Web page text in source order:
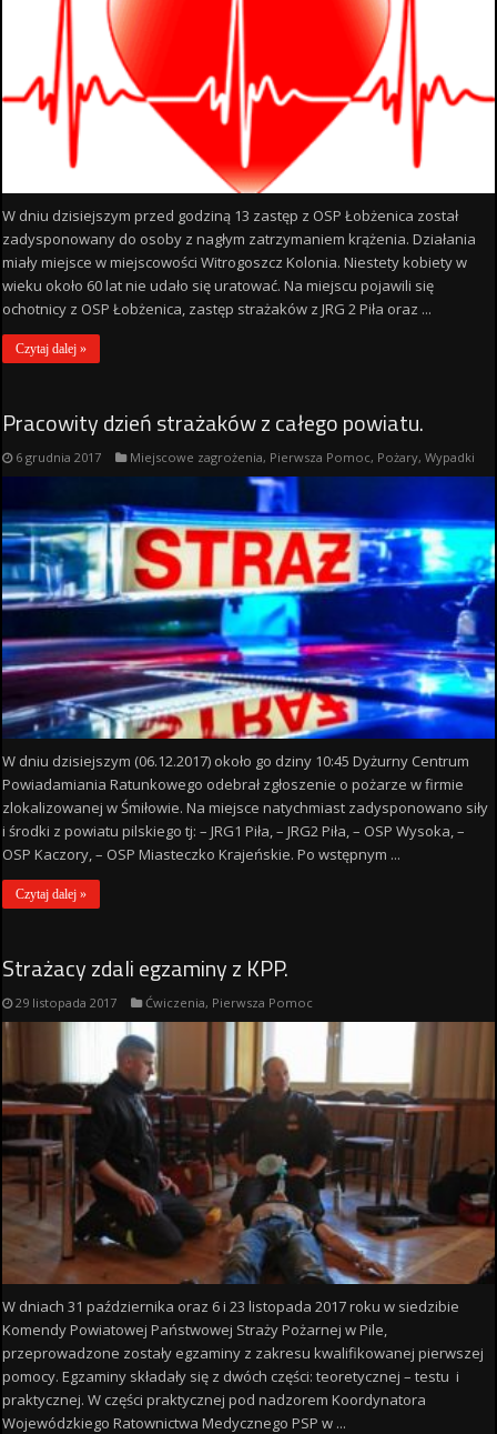
W dniu dzisiejszym przed godziną 13 zastęp z OSP Łobżenica został
zadysponowany do osoby z nagłym zatrzymaniem krążenia. Działania
miały miejsce w miejscowości Witrogoszcz Kolonia. Niestety kobiety w
wieku około 60 lat nie udało się uratować. Na miejscu pojawili się
ochotnicy z OSP Łobżenica, zastęp strażaków z JRG 2 Piła oraz ...
Czytaj dalej »
Pracowity dzień strażaków z całego powiatu.
6 grudnia 2017 Miejscowe zagrożenia, Pierwsza Pomoc, Pożary,Wypadki
W dniu dzisiejszym (06.12.2017) około go dziny 10:45 Dyżurny Centrum
Powiadamiania Ratunkowego odebrał zgłoszenie o pożarze w firmie
zlokalizowanej w Śmiłowie. Na miejsce natychmiast zadysponowano siły
i środki z powiatu pilskiego tj: – JRG1 Piła, – JRG2 Piła, – OSP Wysoka, –
OSP Kaczory, – OSP Miasteczko Krajeńskie. Po wstępnym ...
Czytaj dalej »
Strażacy zdali egzaminy z KPP.
29 listopada 2017 Ćwiczenia, Pierwsza Pomoc
W dniach 31 października oraz 6 i 23 listopada 2017 roku w siedzibie
Komendy Powiatowej Państwowej Straży Pożarnej w Pile,
przeprowadzone zostały egzaminy z zakresu kwalifikowanej pierwszej
pomocy. Egzaminy składały się z dwóch części: teoretycznej – testu i
praktycznej. W części praktycznej pod nadzorem Koordynatora
Wojewódzkiego Ratownictwa Medycznego PSP w ...